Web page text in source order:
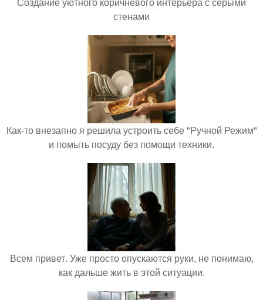
стенами
Как-то внезапно я решила устроить себе "Ручной Режим"
и помыть посуду без помощи техники.
Всем привет. Уже просто опускаются руки, не понимаю,
как дальше жить в этой ситуации.